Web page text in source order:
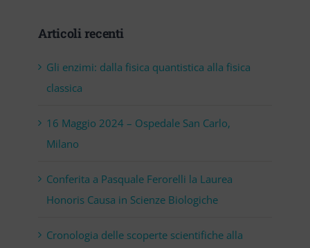
Articoli recenti
Gli enzimi: dalla fisica quantistica alla fisica
classica
16 Maggio 2024 – Ospedale San Carlo,
Milano
Conferita a Pasquale Ferorelli la Laurea
Honoris Causa in Scienze Biologiche
Cronologia delle scoperte scientifiche alla